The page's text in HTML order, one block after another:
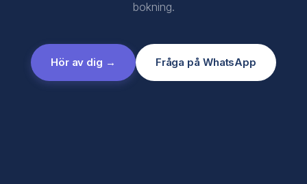
bokning.
Hör av dig → Fråga på WhatsApp